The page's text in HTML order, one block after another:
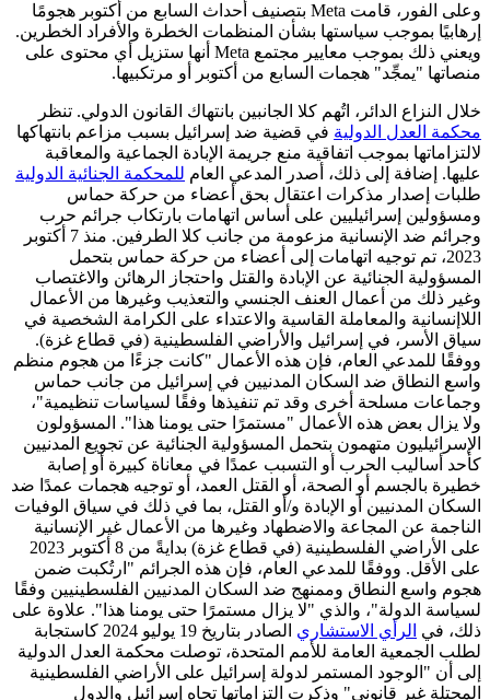
وعلى الفور، قامت Meta بتصنيف أحداث السابع من أكتوبر هجومًا
إرهابيًا بموجب سياستها بشأن المنظمات الخطرة والأفراد الخطرين.
ويعني ذلك بموجب معايير مجتمع Meta أنها ستزيل أي محتوى على
منصاتها "يمجِّد" هجمات السابع من أكتوبر أو مرتكبيها.
خلال النزاع الدائر، اتُهم كلا الجانبين بانتهاك القانون الدولي. تنظر
محكمة العدل الدولية في قضية ضد إسرائيل بسبب مزاعم بانتهاكها
لالتزاماتها بموجب اتفاقية منع جريمة الإبادة الجماعية والمعاقبة
عليها. إضافة إلى ذلك، أصدر المدعي العام للمحكمة الجنائية الدولية
طلبات إصدار مذكرات اعتقال بحق أعضاء من حركة حماس
ومسؤولين إسرائيليين على أساس اتهامات بارتكاب جرائم حرب
وجرائم ضد الإنسانية مزعومة من جانب كلا الطرفين. منذ 7 أكتوبر
2023، تم توجيه اتهامات إلى أعضاء من حركة حماس بتحمل
المسؤولية الجنائية عن الإبادة والقتل واحتجاز الرهائن والاغتصاب
وغير ذلك من أعمال العنف الجنسي والتعذيب وغيرها من الأعمال
اللاإنسانية والمعاملة القاسية والاعتداء على الكرامة الشخصية في
سياق الأسر، في إسرائيل والأراضي الفلسطينية (في قطاع غزة).
ووفقًا للمدعي العام، فإن هذه الأعمال "كانت جزءًا من هجوم منظم
واسع النطاق ضد السكان المدنيين في إسرائيل من جانب حماس
وجماعات مسلحة أخرى وقد تم تنفيذها وفقًا لسياسات تنظيمية"،
ولا يزال بعض هذه الأعمال "مستمرًا حتى يومنا هذا". المسؤولون
الإسرائيليون متهمون بتحمل المسؤولية الجنائية عن تجويع المدنيين
كأحد أساليب الحرب أو التسبب عمدًا في معاناة كبيرة أو إصابة
خطيرة بالجسم أو الصحة، أو القتل العمد، أو توجيه هجمات عمدًا ضد
السكان المدنيين أو الإبادة و/أو القتل، بما في ذلك في سياق الوفيات
الناجمة عن المجاعة والاضطهاد وغيرها من الأعمال غير الإنسانية
على الأراضي الفلسطينية (في قطاع غزة) بدايةً من 8 أكتوبر 2023
على الأقل. ووفقًا للمدعي العام، فإن هذه الجرائم "ارتُكبت ضمن
هجوم واسع النطاق وممنهج ضد السكان المدنيين الفلسطينيين وفقًا
لسياسة الدولة"، والذي "لا يزال مستمرًا حتى يومنا هذا". علاوة على
ذلك، في الرأي الاستشاري
الصادر بتاريخ 19 يوليو 2024 كاستجابة
لطلب الجمعية العامة للأمم المتحدة، توصلت محكمة العدل الدولية
إلى أن "الوجود المستمر لدولة إسرائيل على الأراضي الفلسطينية
المحتلة غير قانوني" وذكرت التزاماتها تجاه إسرائيل والدول